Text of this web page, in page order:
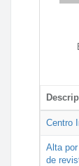
Centro
Alta
de